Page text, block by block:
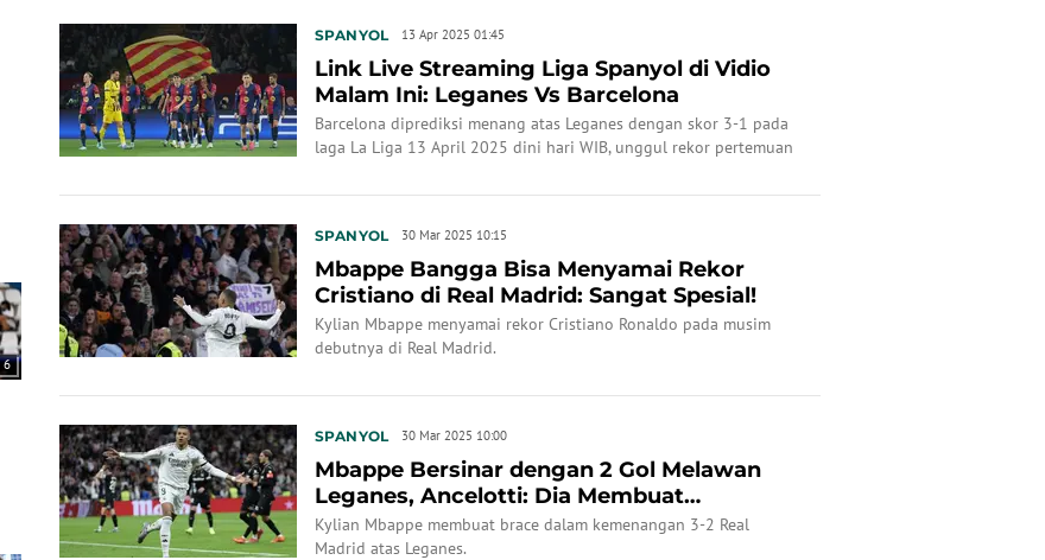
6
SPANYOL 13 Apr 2025 01:45
Link Live Streaming Liga Spanyol di Vidio
Malam Ini: Leganes Vs Barcelona
Barcelona diprediksi menang atas Leganes dengan skor 3-1 pada
laga La Liga 13 April 2025 dini hari WIB, unggul rekor pertemuan
SPANYOL 30 Mar 2025 10:15
Mbappe Bangga Bisa Menyamai Rekor
Cristiano di Real Madrid: Sangat Spesial!
Kylian Mbappe menyamai rekor Cristiano Ronaldo pada musim
debutnya di Real Madrid.
SPANYOL 30 Mar 2025 10:00
Mbappe Bersinar dengan 2 Gol Melawan
Leganes, Ancelotti: Dia Membuat
Perbedaan
Kylian Mbappe membuat brace dalam kemenangan 3-2 Real
Madrid atas Leganes.